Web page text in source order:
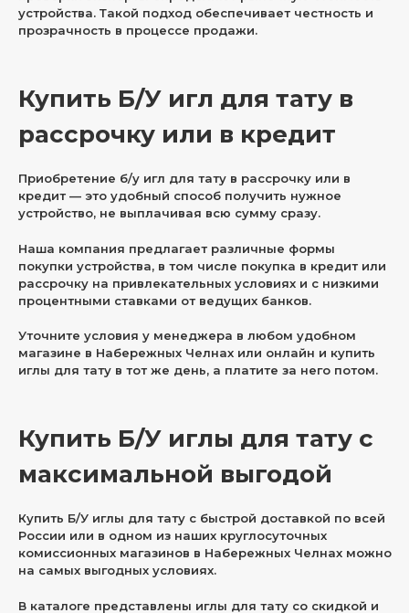
устройства. Такой подход обеспечивает честность и
прозрачность в процессе продажи.
Купить Б/У игл для тату в
рассрочку или в кредит
Приобретение б/у игл для тату в рассрочку или в
кредит — это удобный способ получить нужное
устройство, не выплачивая всю сумму сразу.
Наша компания предлагает различные формы
покупки устройства, в том числе покупка в кредит или
рассрочку на привлекательных условиях и с низкими
процентными ставками от ведущих банков.
Уточните условия у менеджера в любом удобном
магазине в Набережных Челнах или онлайн и купить
иглы для тату в тот же день, а платите за него потом.
Купить Б/У иглы для тату с
максимальной выгодой
Купить Б/У иглы для тату с быстрой доставкой по всей
России или в одном из наших круглосуточных
комиссионных магазинов в Набережных Челнах можно
на самых выгодных условиях.
В каталоге представлены иглы для тату со скидкой и